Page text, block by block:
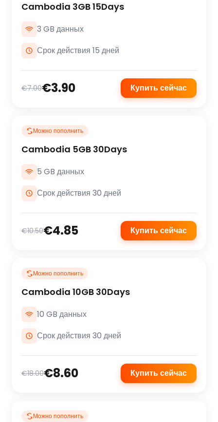
Cambodia 3GB 15Days
3 GB данных
Срок действия 15 дней
€7.00€3.90 Купить сейчас
Можно пополнить
Cambodia 5GB 30Days
5 GB данных
Срок действия 30 дней
€10.50€4.85 Купить сейчас
Можно пополнить
Cambodia 10GB 30Days
10 GB данных
Срок действия 30 дней
€18.00€8.60 Купить сейчас
Можно пополнить